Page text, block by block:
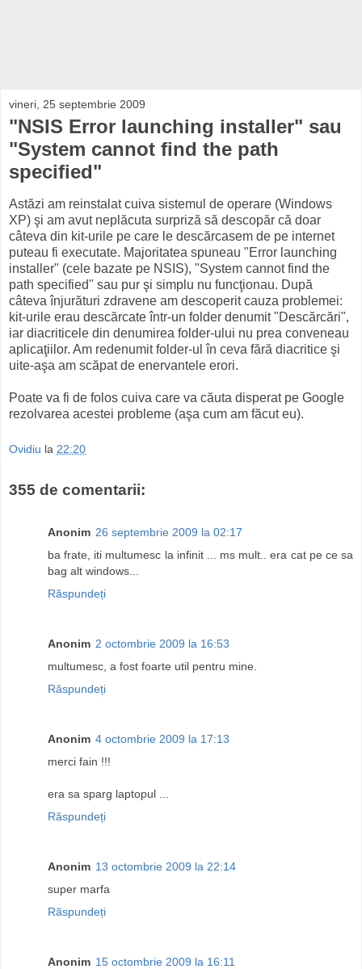
vineri, 25 septembrie 2009
"NSIS Error launching installer" sau
"System cannot find the path
specified"
Astăzi am reinstalat cuiva sistemul de operare (Windows
XP) şi am avut neplăcuta surpriză să descopăr că doar
câteva din kit-urile pe care le descărcasem de pe internet
puteau fi executate. Majoritatea spuneau "Error launching
installer" (cele bazate pe NSIS), "System cannot find the
path specified" sau pur şi simplu nu funcţionau. După
câteva înjurături zdravene am descoperit cauza problemei:
kit-urile erau descărcate într-un folder denumit "Descărcări",
iar diacriticele din denumirea folder-ului nu prea conveneau
aplicaţiilor. Am redenumit folder-ul în ceva fără diacritice şi
uite-aşa am scăpat de enervantele erori.
Poate va fi de folos cuiva care va căuta disperat pe Google
rezolvarea acestei probleme (aşa cum am făcut eu).
Ovidiu la 22:20
355 de comentarii:
Anonim 26 septembrie 2009 la 02:17
ba frate, iti multumesc la infinit ... ms mult.. era cat pe ce sa
bag alt windows...
Răspundeți
Anonim 2 octombrie 2009 la 16:53
multumesc, a fost foarte util pentru mine.
Răspundeți
Anonim 4 octombrie 2009 la 17:13
merci fain !!!
era sa sparg laptopul ...
Răspundeți
Anonim 13 octombrie 2009 la 22:14
super marfa
Răspundeți
Anonim 15 octombrie 2009 la 16:11